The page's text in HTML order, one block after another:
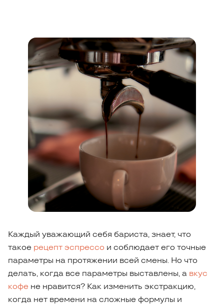
Каждый уважающий себя бариста, знает, что
такое рецепт эспрессо и соблюдает его точные
параметры на протяжении всей смены. Но что
делать, когда все параметры выставлены, а вкус
кофе не нравится? Как изменить экстракцию,
когда нет времени на сложные формулы и